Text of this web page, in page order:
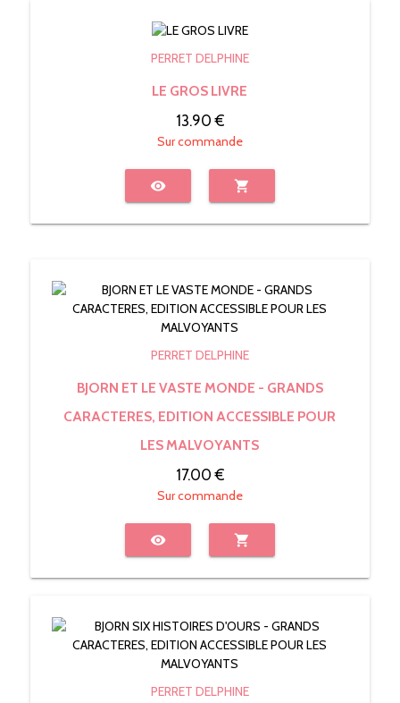
PERRET DELPHINE
LE GROS LIVRE
13.90 €
Sur commande
visibility shopping_cart
PERRET DELPHINE
BJORN ET LE VASTE MONDE - GRANDS
CARACTERES, EDITION ACCESSIBLE POUR
LES MALVOYANTS
17.00 €
Sur commande
visibility shopping_cart
PERRET DELPHINE